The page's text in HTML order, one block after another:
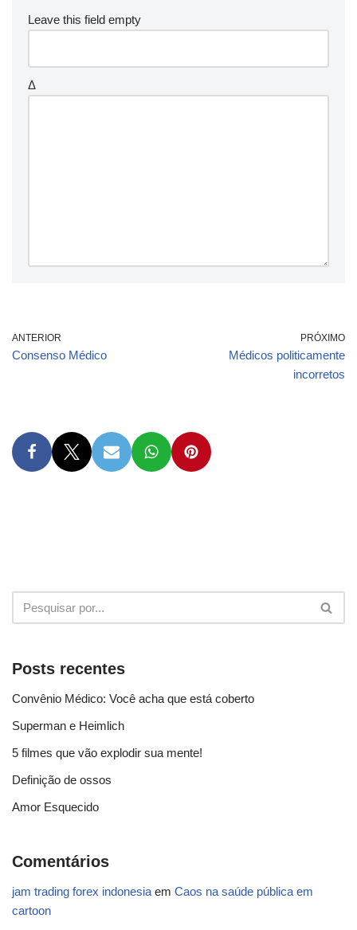
Leave this field empty
Δ
ANTERIOR
Consenso Médico
PRÓXIMO
Médicos politicamente
incorretos
Posts recentes
Convênio Médico: Você acha que está coberto
Superman e Heimlich
5 filmes que vão explodir sua mente!
Definição de ossos
Amor Esquecido
Comentários
jam trading forex indonesia em Caos na saúde pública em
cartoon